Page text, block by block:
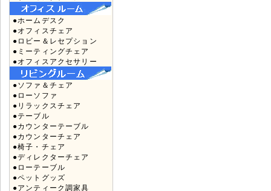
●ホームデスク
●オフィスチェア
●ロビー＆レセプション
●ミーティングチェア
●オフィスアクセサリー
●ソファ＆チェア
●ローソファ
●リラックスチェア
●テーブル
●カウンターテーブル
●カウンターチェア
●椅子・チェア
●ディレクターチェア
●ローテーブル
●ペットグッズ
●アンティーク調家具